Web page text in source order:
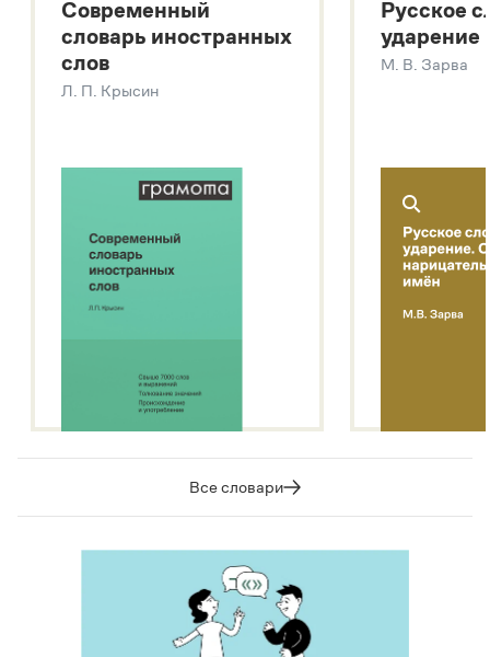
Большой толковый словарь русских глаголов
Современный словарь иностранных слов
Звук – технология синтеза платформы
SaluteSpeech
Современный
словарь иностранных
слов
Л. П. Крысин
Русское
ударение
М. В. Зарва
Все словари